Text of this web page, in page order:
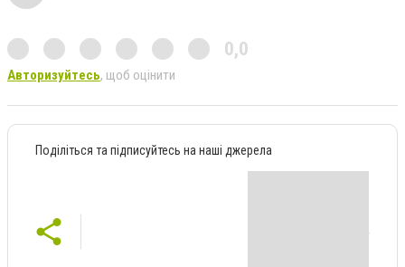
0,0
Авторизуйтесь, щоб оцінити
Поділіться та підписуйтесь на наші джерела